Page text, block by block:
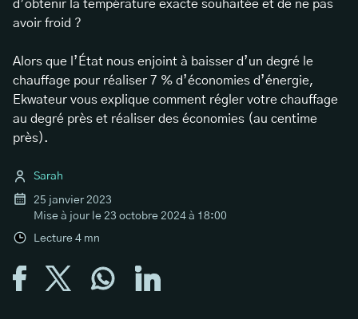
d’obtenir la température exacte souhaitée et de ne pas
avoir froid ?
Alors que l’État nous enjoint à baisser d’un degré le
chauffage pour réaliser 7 % d’économies d’énergie,
Ekwateur vous explique comment régler votre chauffage
au degré près et réaliser des économies (au centime
près).
Sarah
25 janvier 2023
Mise à jour le 23 octobre 2024 à 18:00
Lecture 4 mn